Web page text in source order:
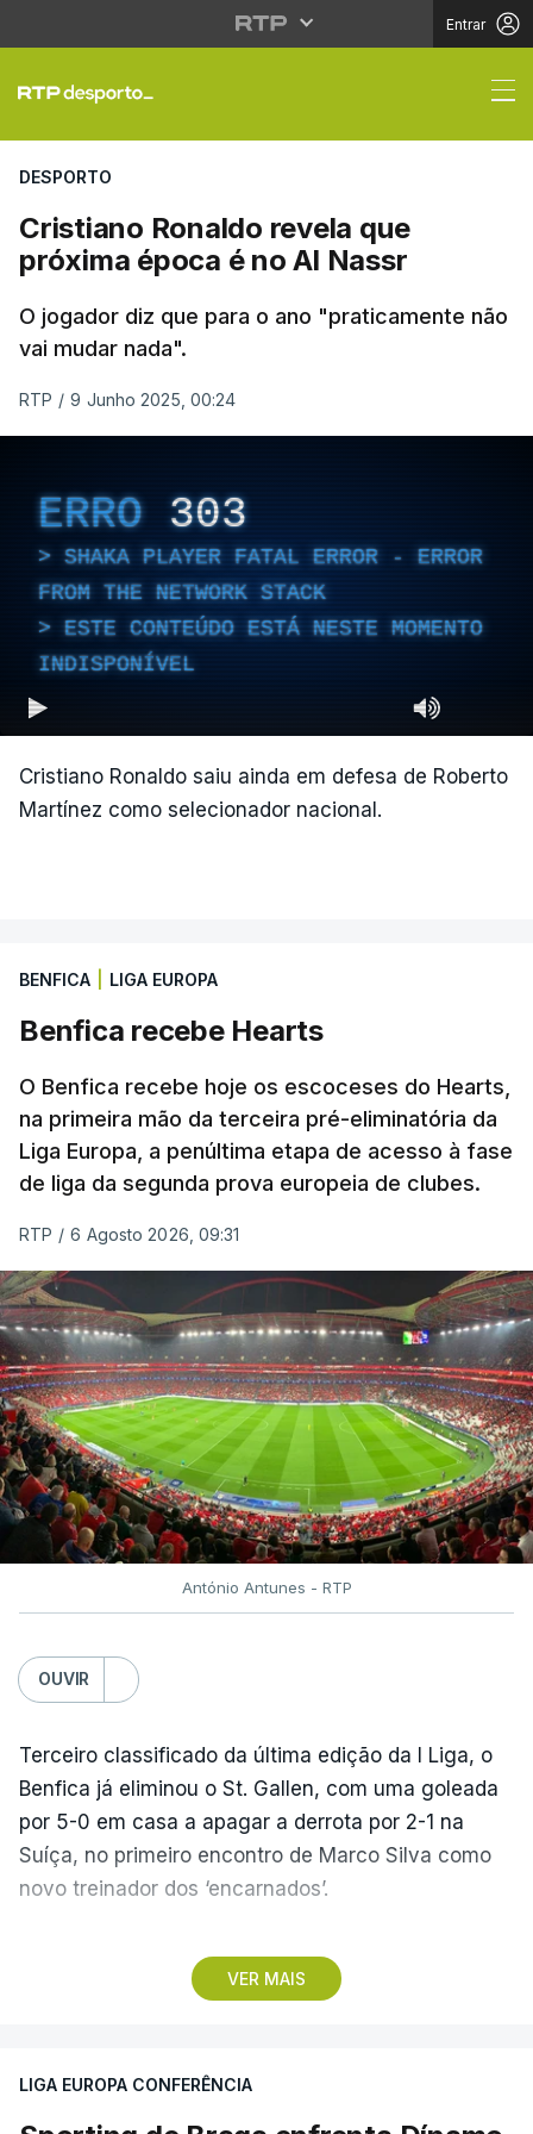
Entrar
Cristiano Ronaldo
DESPORTO
Cristiano Ronaldo revela que
próxima época é no Al Nassr
O jogador diz que para o ano "praticamente não
vai mudar nada".
RTP / 9 Junho 2025, 00:24
ERRO 303
SHAKA PLAYER FATAL ERROR - ERROR
FROM THE NETWORK STACK
ESTE CONTEÚDO ESTÁ NESTE MOMENTO
INDISPONÍVEL
Cristiano Ronaldo saiu ainda em defesa de Roberto
Martínez como selecionador nacional.
BENFICA LIGA EUROPA
Benfica recebe Hearts
O Benfica recebe hoje os escoceses do Hearts,
na primeira mão da terceira pré-eliminatória da
Liga Europa, a penúltima etapa de acesso à fase
de liga da segunda prova europeia de clubes.
RTP / 6 Agosto 2026, 09:31
António Antunes - RTP
OUVIR
VER MAIS
Terceiro classificado da última edição da I Liga, o
Benfica já eliminou o St. Gallen, com uma goleada
por 5-0 em casa a apagar a derrota por 2-1 na
Suíça, no primeiro encontro de Marco Silva como
novo treinador dos ‘encarnados’.
Pela frente, as ‘águias’ vão ter agora o vice-
campeão escocês, que tem o português Cláudio
de serem eliminados pelos austríacos do Sturm
Graz, com um agregado de 6-0.
LIGA EUROPA CONFERÊNCIA